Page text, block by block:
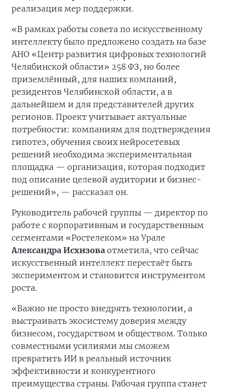
реализация мер поддержки.
«В рамках работы совета по искусственному
интеллекту было предложено создать на базе
АНО «Центр развития цифровых технологий
Челябинской области» 258 ФЗ, но более
приземлённый, для наших компаний,
резидентов Челябинской области, а в
дальнейшем и для представителей других
регионов. Проект учитывает актуальные
потребности: компаниям для подтверждения
гипотез, обучения своих нейросетевых
решений необходима экспериментальная
площадка — организация, которая подходит
под описание целевой аудитории и бизнес-
решений», — рассказал он.
Руководитель рабочей группы — директор по
работе с корпоративным и государственным
сегментами «Ростелеком» на Урале
Александра Исхизова отметила, что сейчас
искусственный интеллект перестаёт быть
экспериментом и становится инструментом
роста.
«Важно не просто внедрять технологии, а
выстраивать экосистему доверия между
бизнесом, государством и обществом. Только
совместными усилиями мы сможем
превратить ИИ в реальный источник
эффективности и конкурентного
преимущества страны. Рабочая группа станет